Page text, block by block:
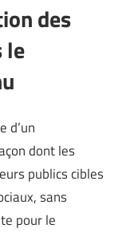
des
le
d’un
dont les
publics cibles
sans
pour le